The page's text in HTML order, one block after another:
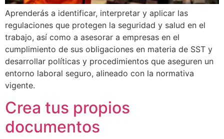
Aprenderás a identificar, interpretar y aplicar las
regulaciones que protegen la seguridad y salud en el
trabajo, así como a asesorar a empresas en el
cumplimiento de sus obligaciones en materia de SST y
desarrollar políticas y procedimientos que aseguren un
entorno laboral seguro, alineado con la normativa
vigente.
Crea tus propios
documentos